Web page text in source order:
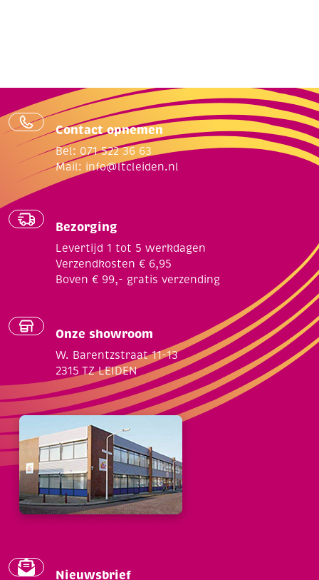
Contact opnemen
Bel: 071 522 36 63
Mail: info@ltcleiden.nl
Bezorging
Levertijd 1 tot 5 werkdagen
Verzendkosten € 6,95
Boven € 99,- gratis verzending
Onze showroom
W. Barentzstraat 11-13
2315 TZ LEIDEN
Nieuwsbrief